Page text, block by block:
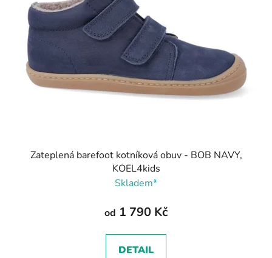
Zateplená barefoot kotníková obuv - BOB NAVY,
KOEL4kids
Skladem*
od 1 790 Kč
DETAIL